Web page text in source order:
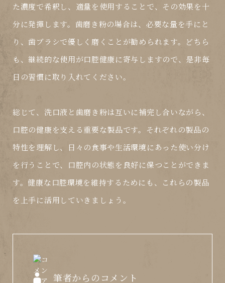
た濃度で希釈し、適量を使用することで、その効果を十
分に発揮します。歯磨き粉の場合は、必要な量を手にと
り、歯ブラシで優しく磨くことが勧められます。どちら
も、継続的な使用が口腔健康に寄与しますので、是非毎
日の習慣に取り入れてください。
総じて、洗口液と歯磨き粉は互いに補完し合いながら、
口腔の健康を支える重要な製品です。それぞれの製品の
特性を理解し、日々の食事や生活環境にあった使い分け
を行うことで、口腔内の状態を良好に保つことができま
す。健康な口腔環境を維持するためにも、これらの製品
を上手に活用していきましょう。
筆者からのコメント